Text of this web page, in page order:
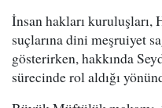
İnsan hakları kuruluşları,
suçlarına dini meşruiyet
gösterirken, hakkında
sürecinde rol aldığı